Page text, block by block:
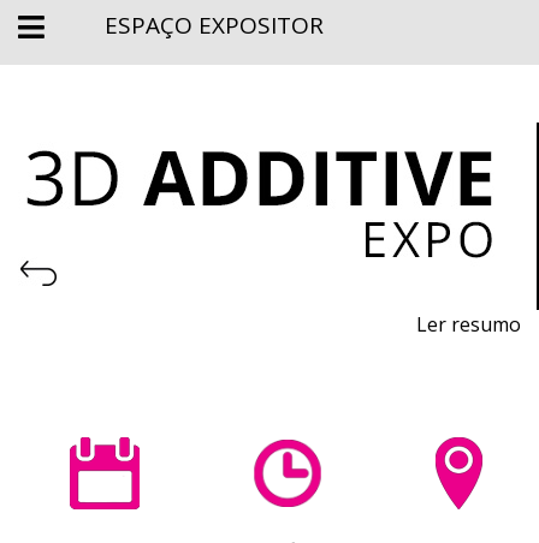
ESPAÇO EXPOSITOR
Ler resumo
De quarta a sexta, 10h às 19h